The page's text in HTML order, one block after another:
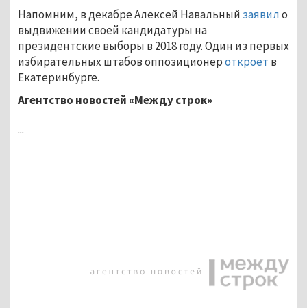
Напомним, в декабре Алексей Навальный заявило
выдвижении своей кандидатуры на
президентские выборы в 2018 году. Один из первых
избирательных штабов оппозиционероткроет в
Екатеринбурге.
Агентство новостей «Между строк»
...